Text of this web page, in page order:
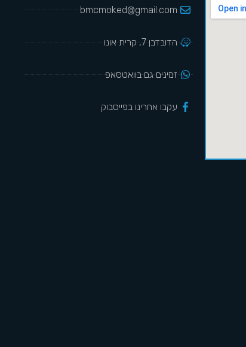
bmcmoked@gmail.com
הדובדבן 7, קרית אונו
זמינים גם בוואטסאפ
עקבו אחרינו בפייסבוק